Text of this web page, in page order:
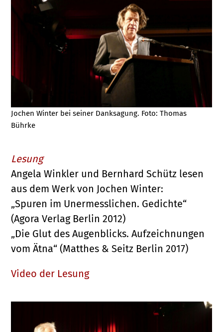
Jochen Winter bei seiner Danksagung. Foto: Thomas
Bührke
Lesung
Angela Winkler und Bernhard Schütz lesen
aus dem Werk von Jochen Winter:
„Spuren im Unermesslichen. Gedichte“
(Agora Verlag Berlin 2012)
„Die Glut des Augenblicks. Aufzeichnungen
vom Ätna“ (Matthes & Seitz Berlin 2017)
Video der Lesung